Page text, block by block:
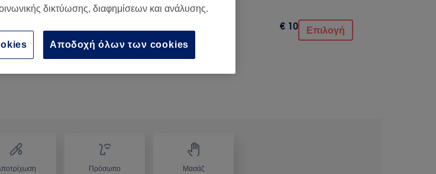
Λεπτομερειών
€ 10 Επιλογή
Πρόσωπο Μασάζ
δικτύωσης, διαφημίσεων και ανάλυσης.
Αποδοχή όλων των cookies